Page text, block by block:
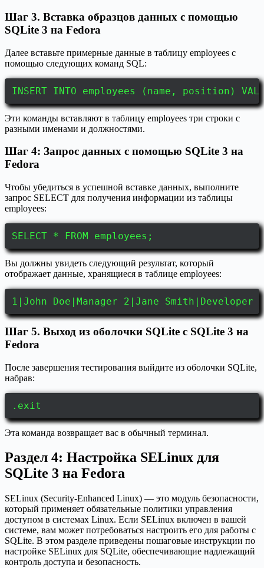
Шаг 3. Вставка образцов данных с помощью
SQLite 3 на Fedora
Далее вставьте примерные данные в таблицу employees с
помощью следующих команд SQL:
INSERT INTO employees (name, position)
Эти команды вставляют в таблицу employees три строки с
разными именами и должностями.
Шаг 4: Запрос данных с помощью SQLite 3 на
Fedora
Чтобы убедиться в успешной вставке данных, выполните
запрос SELECT для получения информации из таблицы
employees:
SELECT * FROM employees;
Вы должны увидеть следующий результат, который
отображает данные, хранящиеся в таблице employees:
1|John Doe|Manager 2|Jane
Шаг 5. Выход из оболочки SQLite с SQLite 3 на
Fedora
После завершения тестирования выйдите из оболочки SQLite,
набрав:
.exit
Эта команда возвращает вас в обычный терминал.
Раздел 4: Настройка SELinux для
SQLite 3 на Fedora
SELinux (Security-Enhanced Linux) — это модуль безопасности,
который применяет обязательные политики управления
доступом в системах Linux. Если SELinux включен в вашей
системе, вам может потребоваться настроить его для работы с
SQLite. В этом разделе приведены пошаговые инструкции по
настройке SELinux для SQLite, обеспечивающие надлежащий
контроль доступа и безопасность.